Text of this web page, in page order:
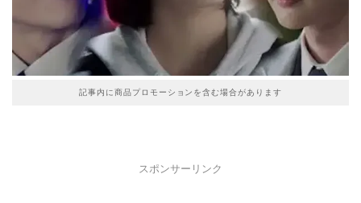
記事内に商品プロモーションを含む場合があります
スポンサーリンク